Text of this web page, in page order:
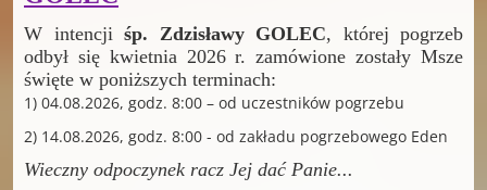
W intencji śp. Zdzisławy GOLEC, której pogrzeb
odbył się kwietnia 2026 r. zamówione zostały Msze
święte w poniższych terminach:
1) 04.08.2026, godz. 8:00 – od uczestników pogrzebu
2) 14.08.2026, godz. 8:00 - od zakładu pogrzebowego Eden
Wieczny odpoczynek racz Jej dać Panie...